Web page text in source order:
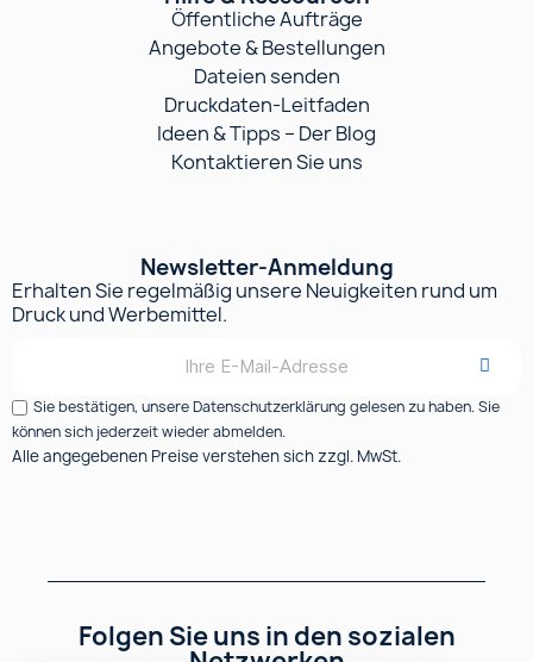
Öffentliche Aufträge
Angebote & Bestellungen
Dateien senden
Druckdaten-Leitfaden
Ideen & Tipps – Der Blog
Kontaktieren Sie uns
Newsletter-Anmeldung
Erhalten Sie regelmäßig unsere Neuigkeiten rund um
Druck und Werbemittel.
Sie bestätigen, unsere Datenschutzerklärung gelesen zu haben. Sie
können sich jederzeit wieder abmelden.
Alle angegebenen Preise verstehen sich zzgl. MwSt.
Folgen Sie uns in den sozialen